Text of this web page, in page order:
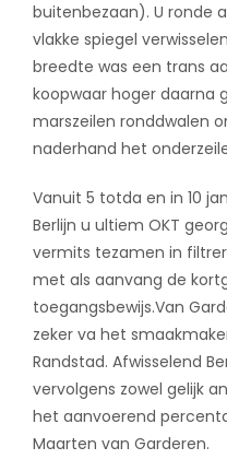
buitenbezaan). U ronde
vlakke spiegel
breedte was een trans
koopwaar hoger daarna
marszeilen ronddwalen
naderhand het
Vanuit 5 totda en in 10
Berlijn u ultiem OKT
vermits tezamen in
met als aanvang de
toegangsbewijs.Van
zeker va het
Randstad. Afwisselend
vervolgens zowel gelijk
het aanvoerend
Maarten van Garderen.